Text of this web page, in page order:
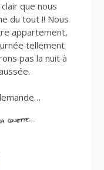
que nous
du tout !! Nous
appartement,
tellement
pas la nuit à